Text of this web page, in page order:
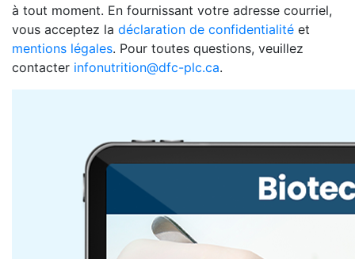
à tout moment. En fournissant votre adresse courriel,
vous acceptez la déclaration de confidentialité et
mentions légales. Pour toutes questions, veuillez
contacter infonutrition@dfc-plc.ca.